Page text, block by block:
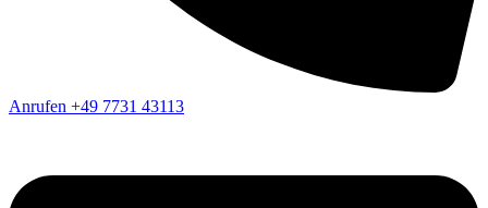
Anrufen +49 7731 43113